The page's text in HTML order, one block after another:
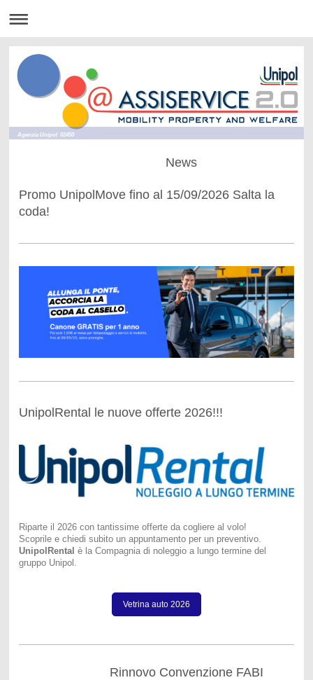
Agenzia Unipol 02450
News
Promo UnipolMove fino al 15/09/2026 Salta la
coda!
UnipolRental le nuove offerte 2026!!!
Riparte il 2026 con tantissime offerte da cogliere al volo!
Scoprile e chiedi subito un appuntamento per un preventivo.
UnipolRental è la Compagnia di noleggio a lungo termine del
gruppo Unipol.
Vetrina auto 2026
Rinnovo Convenzione FABI